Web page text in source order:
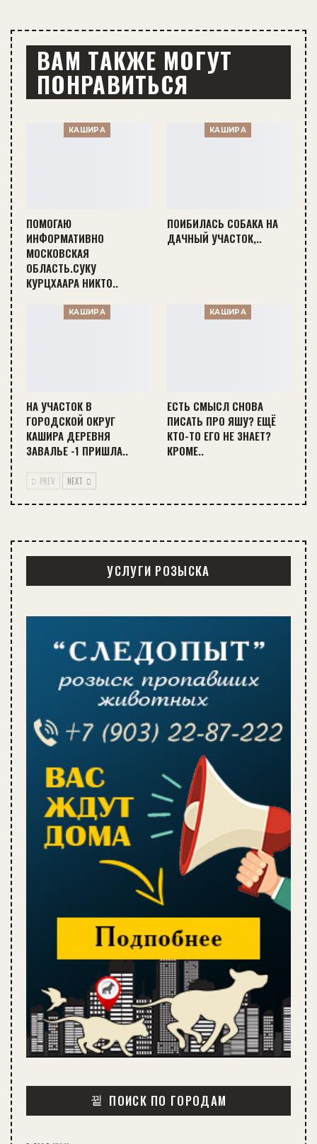
ВАМ ТАКЖЕ МОГУТ
ПОНРАВИТЬСЯ
КАШИРА
ПОМОГАЮ
ИНФОРМАТИВНО
МОСКОВСКАЯ
ОБЛАСТЬ.СУКУ
КУРЦХААРА НИКТО..
КАШИРА
ПОИБИЛАСЬ СОБАКА НА
ДАЧНЫЙ УЧАСТОК,..
КАШИРА
НА УЧАСТОК В
ГОРОДСКОЙ ОКРУГ
КАШИРА ДЕРЕВНЯ
ЗАВАЛЬЕ -1 ПРИШЛА..
КАШИРА
ЕСТЬ СМЫСЛ СНОВА
ПИСАТЬ ПРО ЯШУ? ЕЩЁ
КТО-ТО ЕГО НЕ ЗНАЕТ?
КРОМЕ..
PREV NEXT
УСЛУГИ РОЗЫСКА
ПОИСК ПО ГОРОДАМ